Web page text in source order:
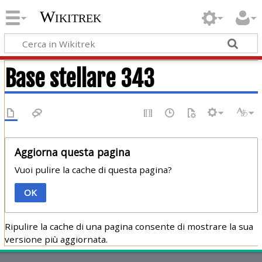
Wikitrek
Base stellare 343
Aggiorna questa pagina
Vuoi pulire la cache di questa pagina?
OK
Ripulire la cache di una pagina consente di mostrare la sua
versione più aggiornata.